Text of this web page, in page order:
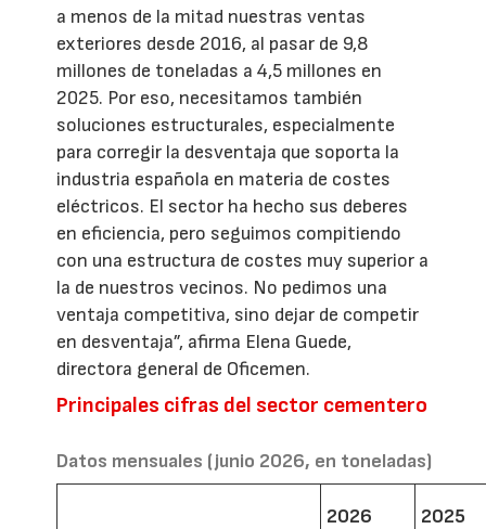
a menos de la mitad nuestras ventas
exteriores desde 2016, al pasar de 9,8
millones de toneladas a 4,5 millones en
2025. Por eso, necesitamos también
soluciones estructurales, especialmente
para corregir la desventaja que soporta la
industria española en materia de costes
eléctricos. El sector ha hecho sus deberes
en eficiencia, pero seguimos compitiendo
con una estructura de costes muy superior a
la de nuestros vecinos. No pedimos una
ventaja competitiva, sino dejar de competir
en desventaja”, afirma Elena Guede,
directora general de Oficemen.
Principales cifras del sector cementero
Datos mensuales (junio 2026, en toneladas)
2026 2025